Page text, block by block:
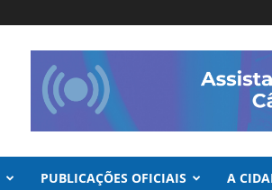
PUBLICAÇÕES OFICIAIS A